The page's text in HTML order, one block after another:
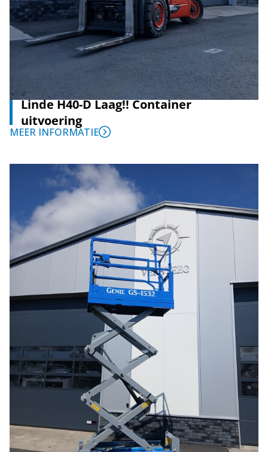
Linde H40-D Laag!! Container
uitvoering
MEER INFORMATIE